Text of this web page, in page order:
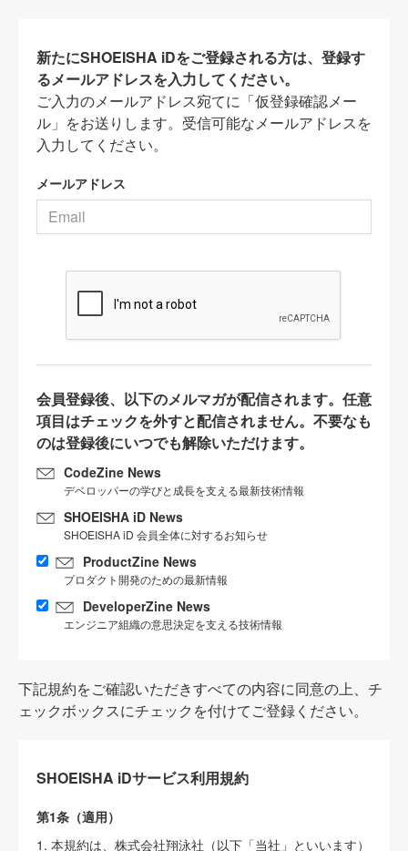
新たにSHOEISHA iDをご登録される方は、登録す
るメールアドレスを入力してください。
ご入力のメールアドレス宛てに「仮登録確認メー
ル」をお送りします。受信可能なメールアドレスを
入力してください。
メールアドレス
会員登録後、以下のメルマガが配信されます。任意
項目はチェックを外すと配信されません。不要なも
のは登録後にいつでも解除いただけます。
CodeZine News
デベロッパーの学びと成長を支える最新技術情報
SHOEISHA iD News
SHOEISHA iD 会員全体に対するお知らせ
ProductZine News
プロダクト開発のための最新情報
DeveloperZine News
エンジニア組織の意思決定を支える技術情報
下記規約をご確認いただきすべての内容に同意の上、チ
ェックボックスにチェックを付けてご登録ください。
SHOEISHA iDサービス利用規約
第1条（適用）
1. 本規約は、株式会社翔泳社（以下「当社」といいます）